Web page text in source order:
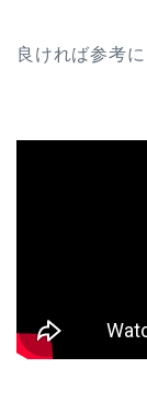
良ければ参考